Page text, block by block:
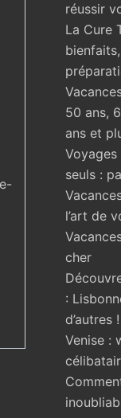
réussir
La Cure
50 ans,
ans et
seuls :
l’art de
cher
:
d’autres !
Venise :